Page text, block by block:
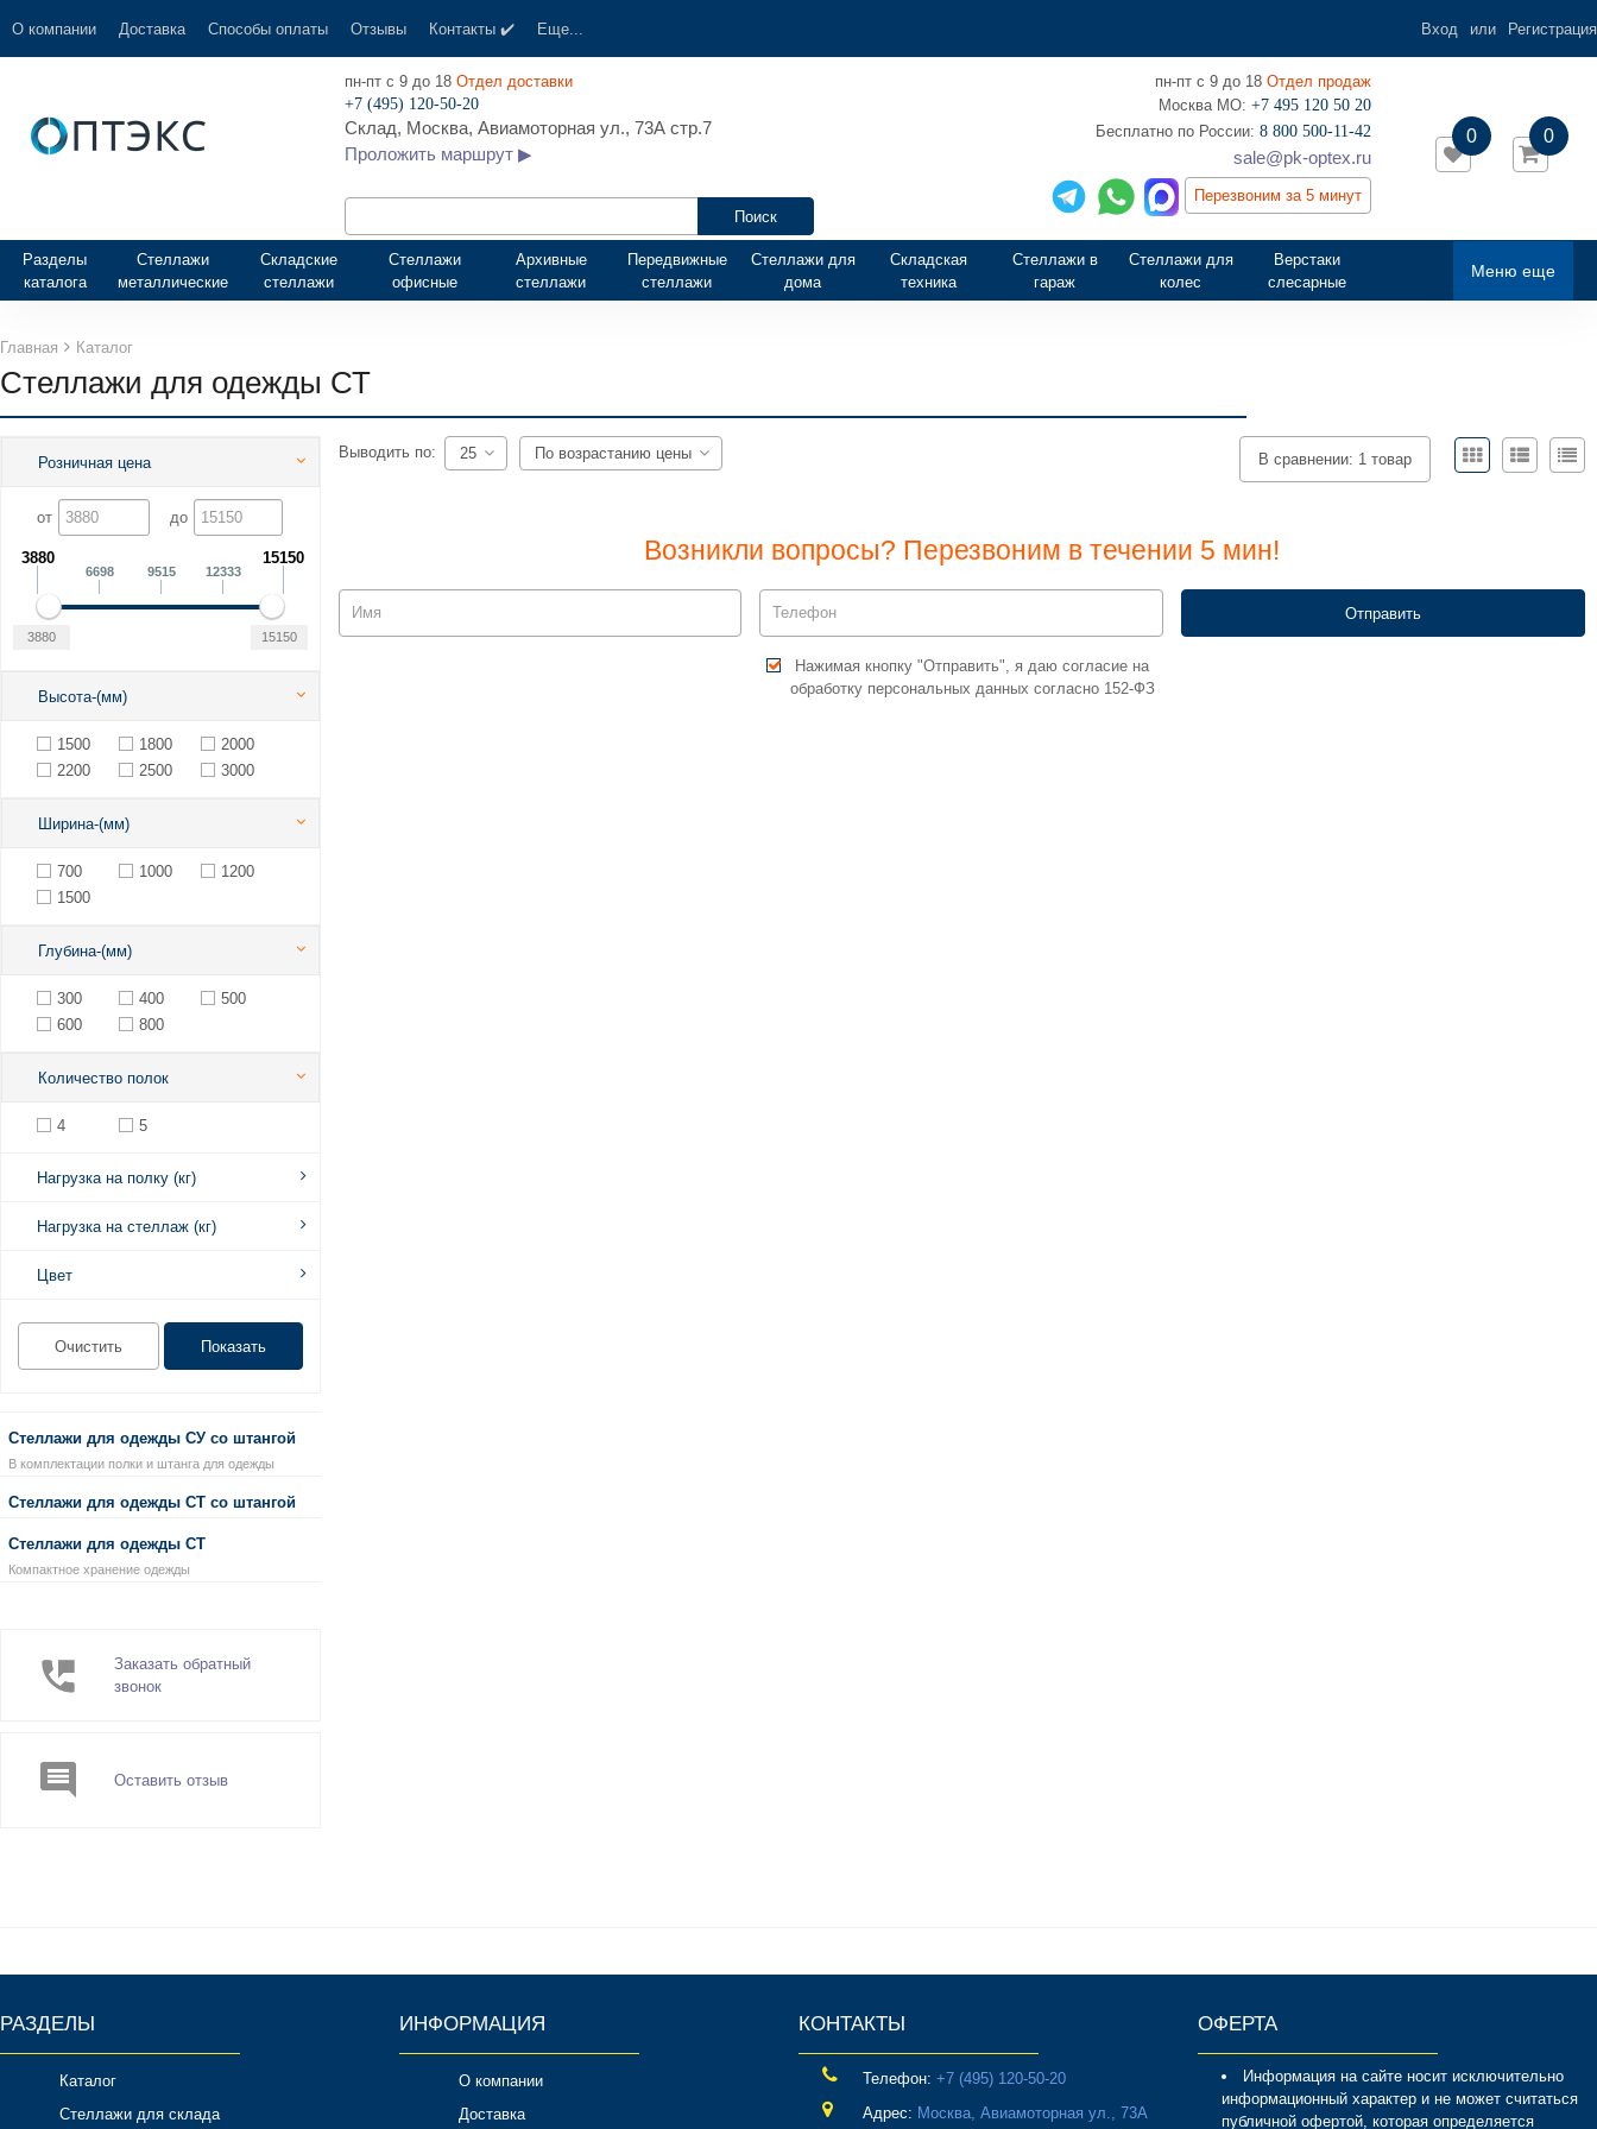
О компании Доставка Способы оплаты Отзывы Контакты ✔️ Еще... Вход или Регистрация
пн-пт с 9 до 18 Отдел доставки
+7 (495) 120-50-20
Склад, Москва, Авиамоторная ул., 73А стр.7
Проложить маршрут ▶
пн-пт с 9 до 18 Отдел продаж
Москва МО: +7 495 120 50 20
‎Бесплатно по России: 8 800 500-11-42
sale@pk-optex.ru
Перезвоним за 5 минут
0
0
Меню еще
Разделы
каталога
Стеллажи
металлические
Складские
стеллажи
Стеллажи
офисные
Архивные
стеллажи
Передвижные
стеллажи
Стеллажи для
дома
Складская
техника
Стеллажи в
гараж
Стеллажи для
колес
Верстаки
слесарные
Главная Каталог
Стеллажи для одежды СТ
Розничная цена
от до
3880
6698 9515 12333
15150
Высота-(мм)
1500 1800
2000
2200
2500 3000
Ширина-(мм)
700 1000
1200
1500
Глубина-(мм)
300 400
500
600
800
Количество полок
4 5
Нагрузка на полку (кг)
Нагрузка на стеллаж (кг)
Цвет
Стеллажи для одежды СУ со штангой
В комплектации полки и штанга для одежды
Стеллажи для одежды СТ со штангой
Стеллажи для одежды СТ
Компактное хранение одежды
Заказать обратный
звонок
Оставить отзыв
Выводить по: 25 По возрастанию цены В сравнении: 1 товар
Возникли вопросы? Перезвоним в течении 5 мин!
Нажимая кнопку "Отправить", я даю согласие на
обработку персональных данных согласно 152-ФЗ
РАЗДЕЛЫ
Каталог
Стеллажи для склада
ИНФОРМАЦИЯ
О компании
Доставка
КОНТАКТЫ
Телефон: ‎+7 (495) 120-50-20
Адрес: Москва, Авиамоторная ул., 73А
ОФЕРТА
Информация на сайте носит исключительно
информационный характер и не может считаться
публичной офертой, которая определяется